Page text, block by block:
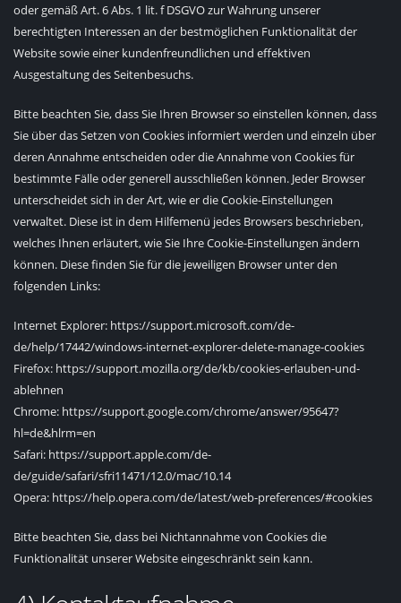
oder gemäß Art. 6 Abs. 1 lit. f DSGVO zur Wahrung unserer
berechtigten Interessen an der bestmöglichen Funktionalität der
Website sowie einer kundenfreundlichen und effektiven
Ausgestaltung des Seitenbesuchs.
Bitte beachten Sie, dass Sie Ihren Browser so einstellen können, dass
Sie über das Setzen von Cookies informiert werden und einzeln über
deren Annahme entscheiden oder die Annahme von Cookies für
bestimmte Fälle oder generell ausschließen können. Jeder Browser
unterscheidet sich in der Art, wie er die Cookie-Einstellungen
verwaltet. Diese ist in dem Hilfemenü jedes Browsers beschrieben,
welches Ihnen erläutert, wie Sie Ihre Cookie-Einstellungen ändern
können. Diese finden Sie für die jeweiligen Browser unter den
folgenden Links:
Internet Explorer: https://support.microsoft.com/de-
de/help/17442/windows-internet-explorer-delete-manage-cookies
Firefox: https://support.mozilla.org/de/kb/cookies-erlauben-und-
ablehnen
Chrome: https://support.google.com/chrome/answer/95647?
hl=de&hlrm=en
Safari: https://support.apple.com/de-
de/guide/safari/sfri11471/12.0/mac/10.14
Opera: https://help.opera.com/de/latest/web-preferences/#cookies
Bitte beachten Sie, dass bei Nichtannahme von Cookies die
Funktionalität unserer Website eingeschränkt sein kann.